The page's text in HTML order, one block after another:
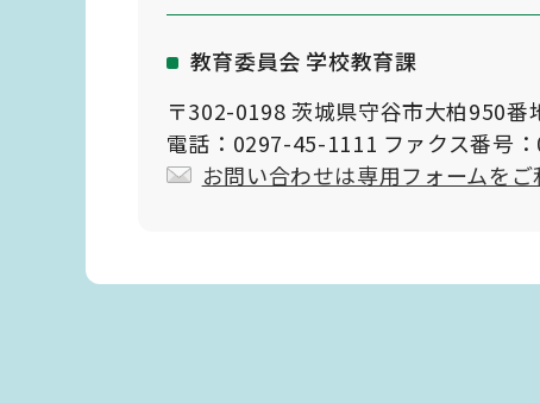
教育委員会 学校教育課
〒302-0198 茨城県守谷市大柏950番
電話：0297-45-1111 ファクス番号
お問い合わせは専用フォームをご